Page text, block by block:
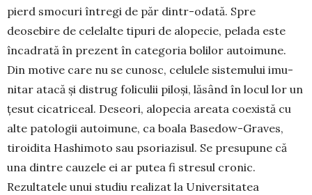
pierd smo­curi întregi de păr dintr-odată. Spre
deosebire de celelalte tipuri de alo­pecie, pelada este
înca­drată în prezent în cate­goria bolilor autoimune.
Din motive care nu se cunosc, celulele sistemului imu­
nitar atacă și dis­trug foliculii piloși, lăsând în locul lor un
țesut ci­ca­triceal. Deseori, alopecia areata coexistă cu
alte patologii autoimune, ca boala Basedow-Graves,
tiroidita Hashimoto sau psoriazisul. Se presupune că
una dintre cauzele ei ar putea fi stresul cronic.
Rezultatele unui stu­diu realizat la Universitatea